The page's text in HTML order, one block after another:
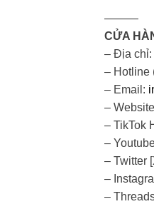
———
CỬA
– Địa chỉ:
– Hotline
– Email:
–
– TikTok
–
– Twitter
–
–